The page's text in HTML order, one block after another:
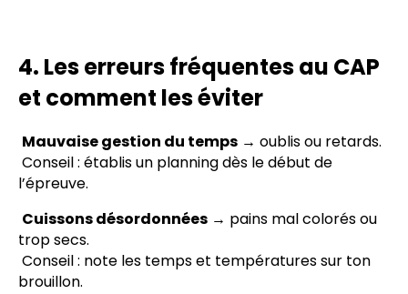
4. Les erreurs fréquentes au CAP
et comment les éviter
Mauvaise gestion du temps → oublis ou retards.
Conseil : établis un planning dès le début de
l’épreuve.
Cuissons désordonnées → pains mal colorés ou
trop secs.
Conseil : note les temps et températures sur ton
brouillon.